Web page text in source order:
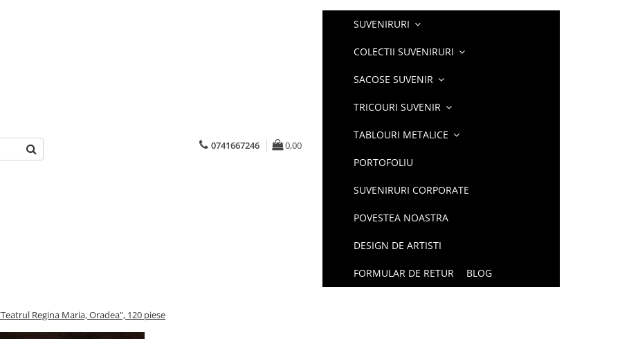
0741667246 0,00
SUVENIRURI
COLECTII SUVENIRURI
SACOSE SUVENIR
TRICOURI SUVENIR
TABLOURI METALICE
PORTOFOLIU
SUVENIRURI CORPORATE
POVESTEA NOASTRA
DESIGN DE ARTISTI
FORMULAR DE RETUR BLOG
Regina Maria, Oradea", 120 piese